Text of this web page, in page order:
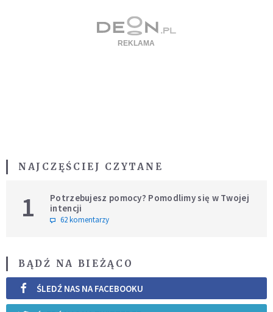
NAJCZĘŚCIEJ CZYTANE
1
Potrzebujesz pomocy? Pomodlimy się w Twojej
intencji
62 komentarzy
BĄDŹ NA BIEŻĄCO
ŚLEDŹ NAS NA FACEBOOKU